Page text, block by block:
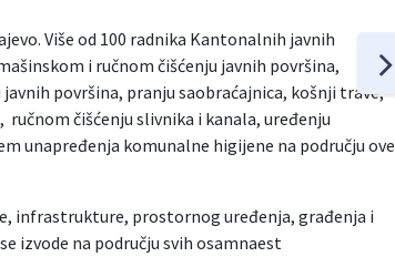
Više od 100 radnika Kantonalnih javnih
i ručnom čišćenju javnih površina,
površina, pranju saobraćajnica, košnji trave,
čišćenju slivnika i kanala, uređenju
unapređenja komunalne higijene na području ove
infrastrukture, prostornog uređenja, građenja i
izvode na području svih osamnaest